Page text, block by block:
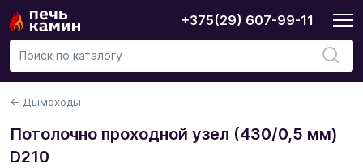
+375(29) 607-99-11
← Дымоходы
Потолочно проходной узел (430/0,5 мм)
D210